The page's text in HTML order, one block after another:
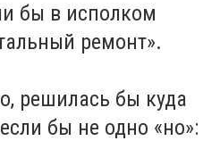
бы в исполком
ремонт».
решилась бы куда
бы не одно «но»: